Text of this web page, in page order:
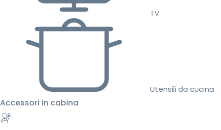
TV
Utensili da cucina
Accessori in cabina